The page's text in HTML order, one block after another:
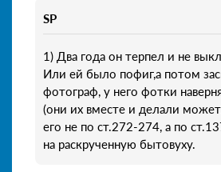
SP
1) Два года он терпел и не
Или ей было пофиг,а потом
фотограф, у него фотки
(они их вместе и делали
его не по ст.272-274, а по
на раскрученную бытовуху.